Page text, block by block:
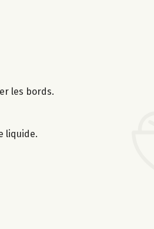
les bords.
liquide.